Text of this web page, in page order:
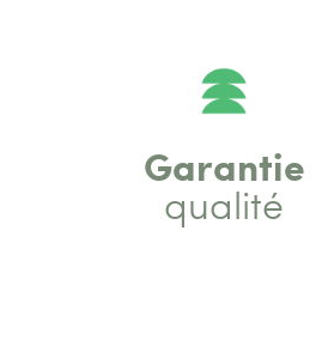
Garantie
qualité